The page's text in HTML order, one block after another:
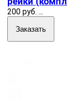
200 руб. ...
Заказать